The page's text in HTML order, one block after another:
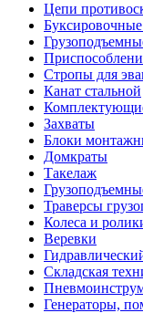
Цепи
Стропы для
Канат стальной
Захваты
Блоки
Домкраты
Такелаж
Траверсы
Колеса и
Веревки
Складская
Генераторы,